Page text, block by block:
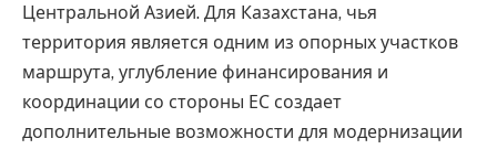
Центральной Азией. Для Казахстана, чья
территория является одним из опорных участков
маршрута, углубление финансирования и
координации со стороны ЕС создает
дополнительные возможности для модернизации